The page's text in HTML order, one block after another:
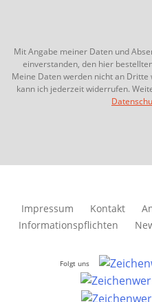
Mit Angabe meiner Daten und
einverstanden, den hier
Meine Daten werden nicht an
kann ich jederzeit widerrufen.
Impressum Kontakt
Informationspflichten